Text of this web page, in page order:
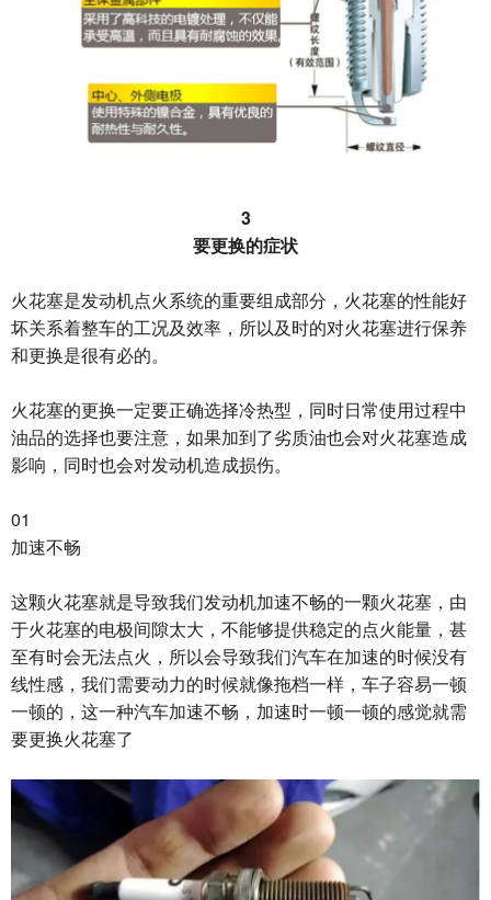
3
要更换的症状
火花塞是发动机点火系统的重要组成部分，火花塞的性能好
坏关系着整车的工况及效率，所以及时的对火花塞进行保养
和更换是很有必的。
火花塞的更换一定要正确选择冷热型，同时日常使用过程中
油品的选择也要注意，如果加到了劣质油也会对火花塞造成
影响，同时也会对发动机造成损伤。
01
加速不畅
这颗火花塞就是导致我们发动机加速不畅的一颗火花塞，由
于火花塞的电极间隙太大，不能够提供稳定的点火能量，甚
至有时会无法点火，所以会导致我们汽车在加速的时候没有
线性感，我们需要动力的时候就像拖档一样，车子容易一顿
一顿的，这一种汽车加速不畅，加速时一顿一顿的感觉就需
要更换火花塞了